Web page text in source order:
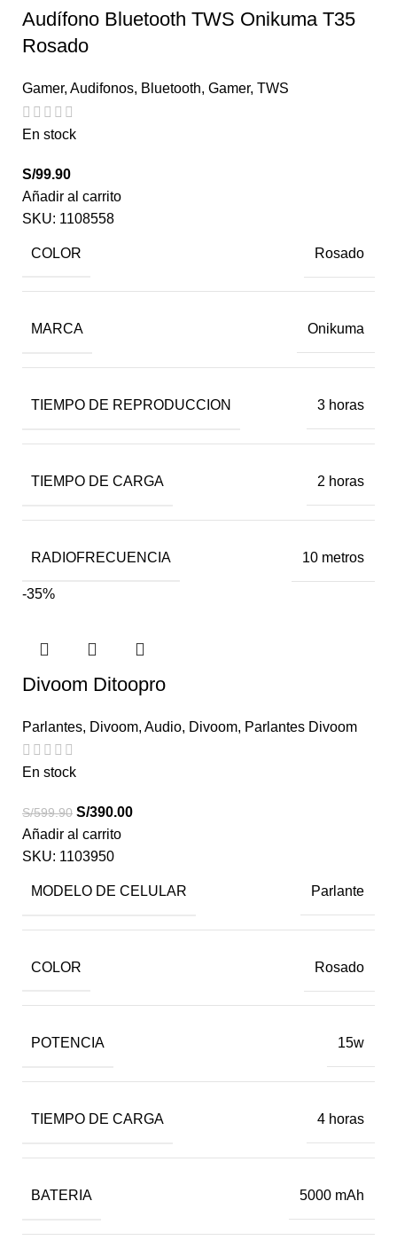
Audífono Bluetooth TWS Onikuma T35
Rosado
Gamer, Audifonos, Bluetooth, Gamer, TWS
En stock
S/99.90
Añadir al carrito
SKU: 1108558
COLOR Rosado
MARCA Onikuma
TIEMPO DE REPRODUCCION 3 horas
TIEMPO DE CARGA 2 horas
RADIOFRECUENCIA 10 metros
-35%
Divoom Ditoopro
Parlantes, Divoom, Audio, Divoom, Parlantes Divoom
En stock
S/599.90 S/390.00
Añadir al carrito
SKU: 1103950
MODELO DE CELULAR Parlante
COLOR Rosado
POTENCIA 15w
TIEMPO DE CARGA 4 horas
BATERIA 5000 mAh